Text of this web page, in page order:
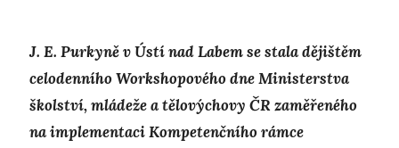
J. E. Purkyně v Ústí nad Labem se stala dějištěm
celodenního Workshopového dne Ministerstva
školství, mládeže a tělovýchovy ČR zaměřeného
na implementaci Kompetenčního rámce